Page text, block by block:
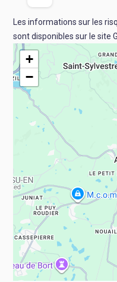
Les informations sur les
sont disponibles sur le site
+
−